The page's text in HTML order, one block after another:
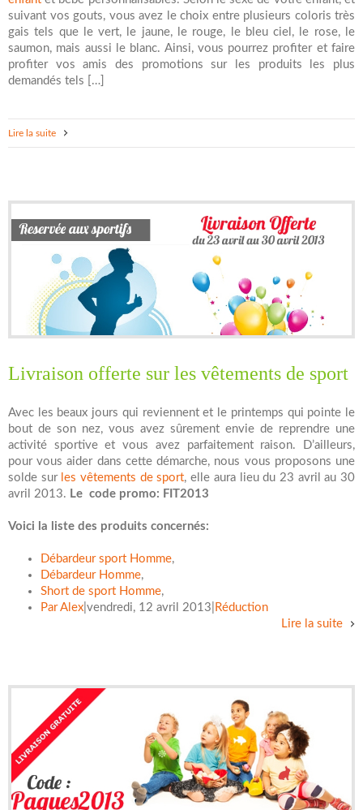
suivant vos gouts, vous avez le choix entre plusieurs coloris très
gais tels que le vert, le jaune, le rouge, le bleu ciel, le rose, le
saumon, mais aussi le blanc. Ainsi, vous pourrez profiter et faire
profiter vos amis des promotions sur les produits les plus
demandés tels […]
Lire la suite
Livraison offerte sur les vêtements de sport
Avec les beaux jours qui reviennent et le printemps qui pointe le
bout de son nez, vous avez sûrement envie de reprendre une
activité sportive et vous avez parfaitement raison. D’ailleurs,
pour vous aider dans cette démarche, nous vous proposons une
solde sur les vêtements de sport, elle aura lieu du 23 avril au 30
avril 2013. Le code promo: FIT2013
Voici la liste des produits concernés:
Débardeur sport Homme,
Débardeur Homme,
Short de sport Homme,
ParAlex vendredi, 12 avril 2013 Réduction
Lire la suite